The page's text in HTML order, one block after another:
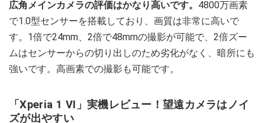
広角メインカメラの評価はかなり高いです。 4800万画素
で1.0型センサーを搭載しており、画質は非常に高いで
す。1倍で24mm、2倍で48mmの撮影が可能で、2倍ズー
ムはセンサーからの切り出しのため劣化がなく、暗所にも
強いです。高画素での撮影も可能です。
「Xperia 1 VI」実機レビュー！望遠カメラはノイ
ズが出やすい